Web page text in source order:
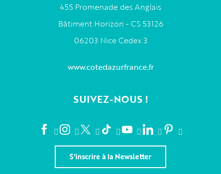
455 Promenade des Anglais
Bâtiment Horizon - CS 53126
06203 Nice Cedex 3
www.cotedazurfrance.fr
SUIVEZ-NOUS !
S'inscrire à la Newsletter